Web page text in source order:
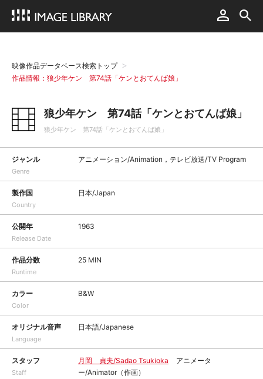
映像作品データベース検索トップ
作品情報：狼少年ケン 第74話「ケンとおてんば娘」
狼少年ケン 第74話「ケンとおてんば娘」
狼少年ケン 第74話「ケンとおてんば娘」
ジャンル
Genre
アニメーション/Animation，テレビ放送/TV Program
製作国
Country
日本/Japan
公開年
Release Date
1963
作品分数
Runtime
25 MIN
カラー
Color
B&W
オリジナル音声
Language
日本語/Japanese
スタッフ
Staff
月岡 貞夫/Sadao Tsukioka
アニメータ
ー/Animator（作画）